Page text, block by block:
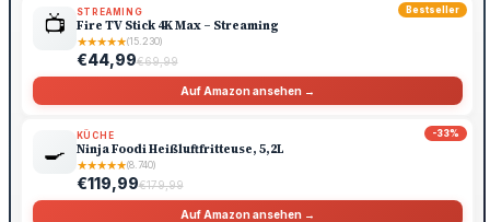
Bestseller
📺 STREAMING
Fire TV Stick 4K Max – Streaming
★★★★★(15.230)
€44,99€69,99
Auf Amazon ansehen →
-33%
🍳
KÜCHE
Ninja Foodi Heißluftfritteuse, 5,2L
★★★★★(8.740)
€119,99€179,99
Auf Amazon ansehen →